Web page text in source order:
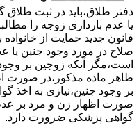
دفتر طلاق،باید در ثبت طلاق
قانون جدید حمایت از
صلاح در مورد وجود جنین یا
است،مگر آنکه زوجین بر وجود
ظاهر ماده مذکور،در صورت
بر وجود جنین،نیازی به اخذ
صورت اظهار زن و مرد بر عدم
گواهی پزشکی ضرورت دارد.